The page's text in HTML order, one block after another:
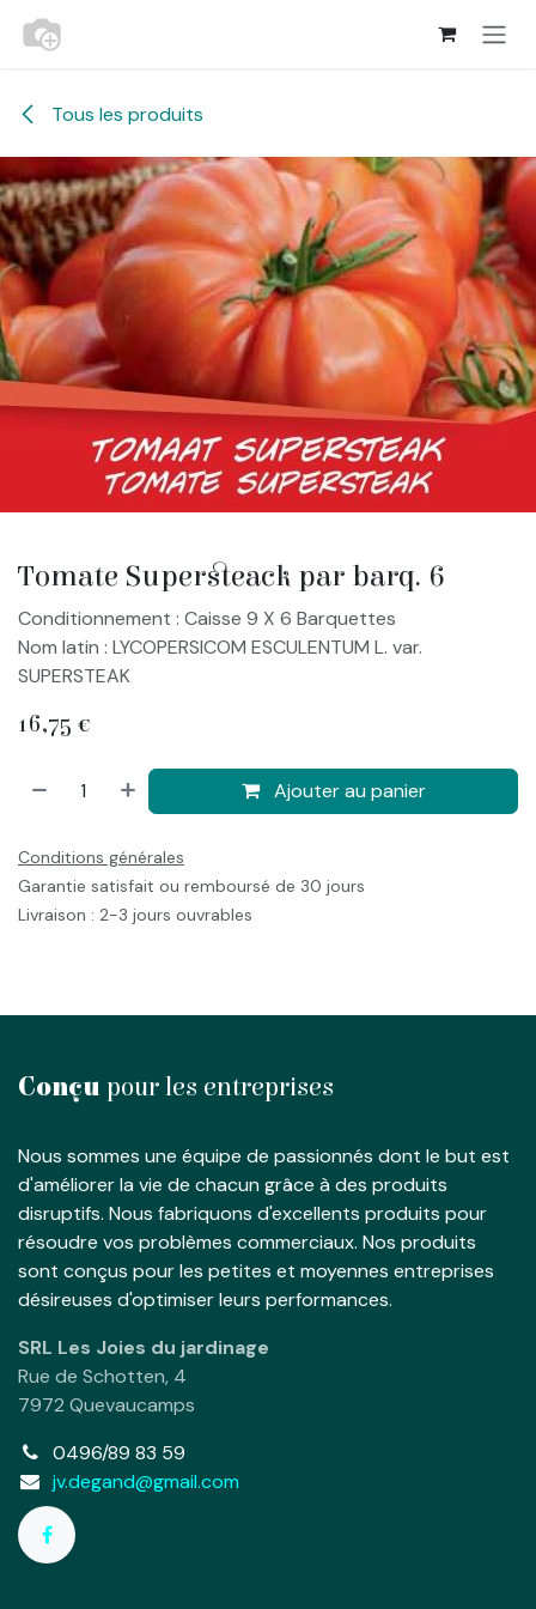
Se rendre au contenu
Tous les produits
Tomate Supersteack par barq. 6
Conditionnement : Caisse 9 X 6 Barquettes
Nom latin : LYCOPERSICOM ESCULENTUM L. var.
SUPERSTEAK
16,75 €
Ajouter au panier
Conditions générales
Garantie satisfait ou remboursé de 30 jours
Livraison : 2-3 jours ouvrables
Conçu pour les entreprises
Nous sommes une équipe de passionnés dont le but est
d'améliorer la vie de chacun grâce à des produits
disruptifs. Nous fabriquons d'excellents produits pour
résoudre vos problèmes commerciaux. Nos produits
sont conçus pour les petites et moyennes entreprises
désireuses d'optimiser leurs performances.
SRL Les Joies du jardinage
Rue de Schotten, 4
7972 Quevaucamps
0496/89 83 59
jv.degand@gmail.com